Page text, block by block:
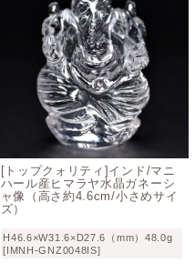
[トップクォリティ]インド/マニ
ハール産ヒマラヤ水晶ガネーシ
ャ像（高さ約4.6cm/小さめサイ
ズ）
H46.6×W31.6×D27.6（mm）48.0g
[IMNH-GNZ0048IS]